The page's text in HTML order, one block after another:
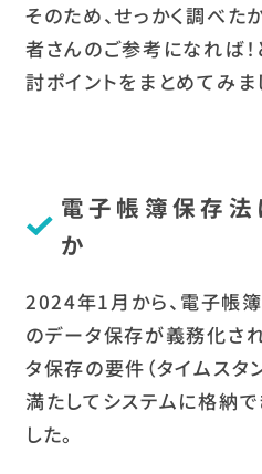
そのため、せっかく調べ
者さんのご参考になれば
討ポイントをまとめてみま
電子帳簿保存法
か
2024年1月から、電子帳
のデータ保存が義務化さ
タ保存の要件（タイムスタ
満たしてシステムに格納
した。